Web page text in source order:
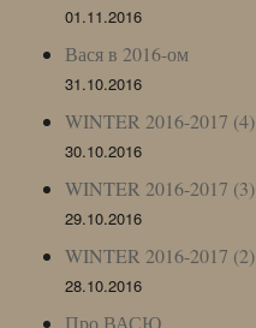
01.11.2016
Вася в 2016-ом
31.10.2016
WINTER 2016-2017 (4)
30.10.2016
WINTER 2016-2017 (3)
29.10.2016
WINTER 2016-2017 (2)
28.10.2016
Про ВАСЮ